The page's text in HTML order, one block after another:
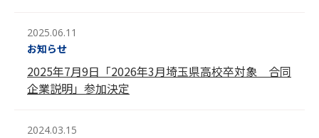
2025.06.11
お知らせ
2025年7月9日「2026年3月埼玉県高校卒対象 合同
企業説明」参加決定
2024.03.15